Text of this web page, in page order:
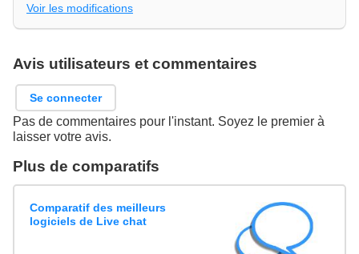
Voir les modifications
Avis utilisateurs et commentaires
Se connecter
Pas de commentaires pour l'instant. Soyez le premier à
laisser votre avis.
Plus de comparatifs
Comparatif des meilleurs
logiciels de Live chat